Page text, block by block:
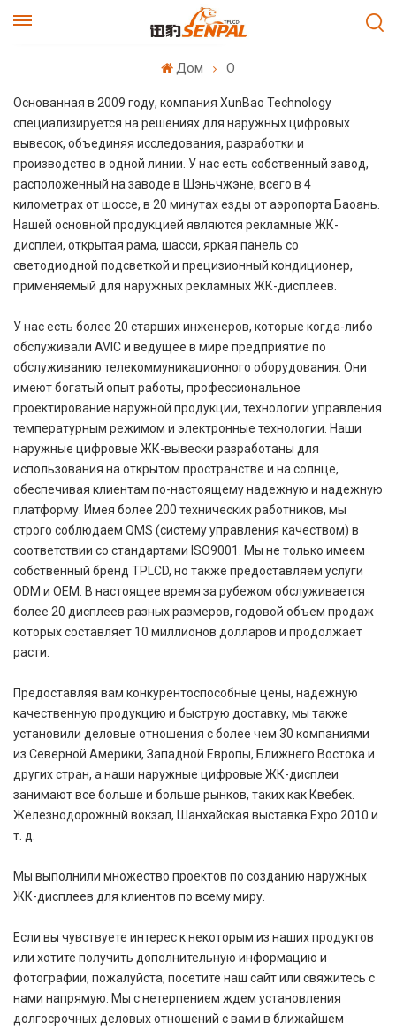
Дом О
Основанная в 2009 году, компания XunBao Technology
специализируется на решениях для наружных цифровых
вывесок, объединяя исследования, разработки и
производство в одной линии. У нас есть собственный завод,
расположенный на заводе в Шэньчжэне, всего в 4
километрах от шоссе, в 20 минутах езды от аэропорта Баоань.
Нашей основной продукцией являются рекламные ЖК-
дисплеи, открытая рама, шасси, яркая панель со
светодиодной подсветкой и прецизионный кондиционер,
применяемый для наружных рекламных ЖК-дисплеев.
У нас есть более 20 старших инженеров, которые когда-либо
обслуживали AVIC и ведущее в мире предприятие по
обслуживанию телекоммуникационного оборудования. Они
имеют богатый опыт работы, профессиональное
проектирование наружной продукции, технологии управления
температурным режимом и электронные технологии. Наши
наружные цифровые ЖК-вывески разработаны для
использования на открытом пространстве и на солнце,
обеспечивая клиентам по-настоящему надежную и надежную
платформу. Имея более 200 технических работников, мы
строго соблюдаем QMS (систему управления качеством) в
соответствии со стандартами ISO9001. Мы не только имеем
собственный бренд TPLCD, но также предоставляем услуги
ODM и OEM. В настоящее время за рубежом обслуживается
более 20 дисплеев разных размеров, годовой объем продаж
которых составляет 10 миллионов долларов и продолжает
расти.
Предоставляя вам конкурентоспособные цены, надежную
качественную продукцию и быструю доставку, мы также
установили деловые отношения с более чем 30 компаниями
из Северной Америки, Западной Европы, Ближнего Востока и
других стран, а наши наружные цифровые ЖК-дисплеи
занимают все больше и больше рынков, таких как Квебек.
Железнодорожный вокзал, Шанхайская выставка Expo 2010 и
т. д.
Мы выполнили множество проектов по созданию наружных
ЖК-дисплеев для клиентов по всему миру.
Если вы чувствуете интерес к некоторым из наших продуктов
или хотите получить дополнительную информацию и
фотографии, пожалуйста, посетите наш сайт или свяжитесь с
нами напрямую. Мы с нетерпением ждем установления
долгосрочных деловых отношений с вами в ближайшем